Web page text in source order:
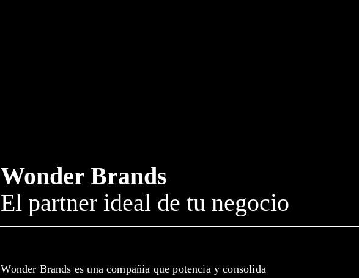
Wonder Brands
El partner ideal de tu negocio
Wonder Brands es una compañía que potencia y consolida